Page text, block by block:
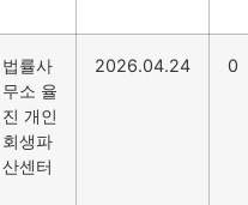
법률사
무소 율
진 개인
회생파
산센터
2026.04.24 0